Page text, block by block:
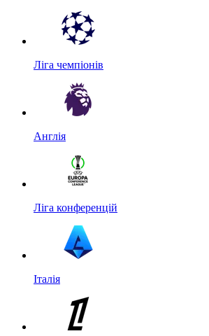
Ліга чемпіонів
Англія
Ліга конференцій
Італія